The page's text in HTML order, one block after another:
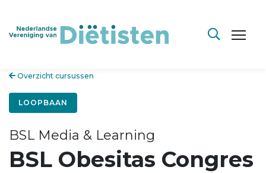
Overzicht cursussen
LOOPBAAN
BSL Media & Learning
BSL Obesitas Congres